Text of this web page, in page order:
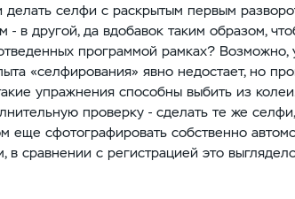
делать селфи с раскрытым первым
- в другой, да вдобавок таким образом,
программой рамках? Возможно,
«селфирования» явно недостает, но
упражнения способны выбить из
проверку - сделать те же
еще сфотографировать собственно
в сравнении с регистрацией это